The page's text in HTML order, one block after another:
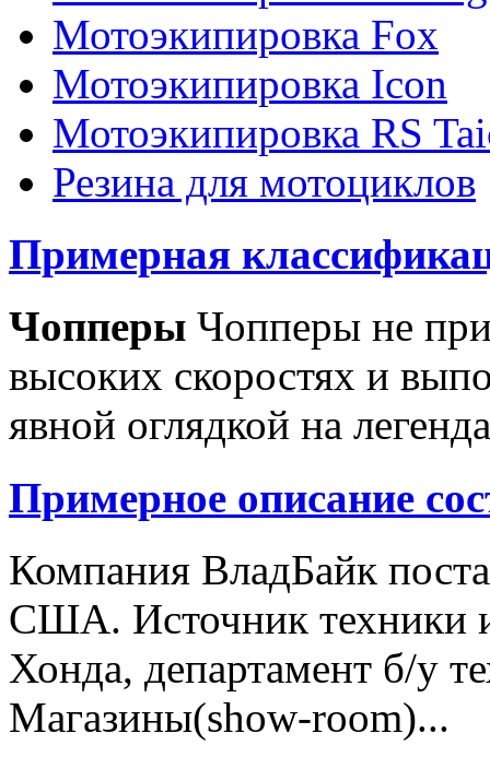
Мотоэкипировка Fox
Мотоэкипировка Icon
Мотоэкипировка RS
Резина для мотоциклов
Примерная
Чопперы Чопперы не
высоких скоростях и
явной оглядкой на
Примерное описание
Компания ВладБайк
США. Источник техники
Хонда, департамент б/у
Магазины(show-room)...